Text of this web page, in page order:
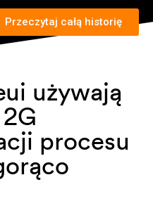
Przeczytaj całą historię
używają
procesu